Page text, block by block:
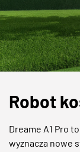
Robot
Dreame A1 Pro
wyznacza nowe